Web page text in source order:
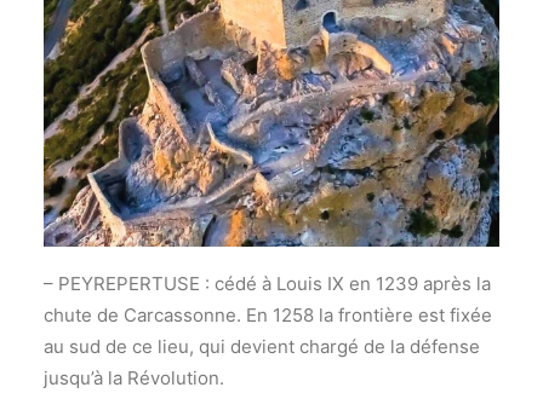
– PEYREPERTUSE : cédé à Louis IX en 1239 après la
chute de Carcassonne. En 1258 la frontière est fixée
au sud de ce lieu, qui devient chargé de la défense
jusqu’à la Révolution.